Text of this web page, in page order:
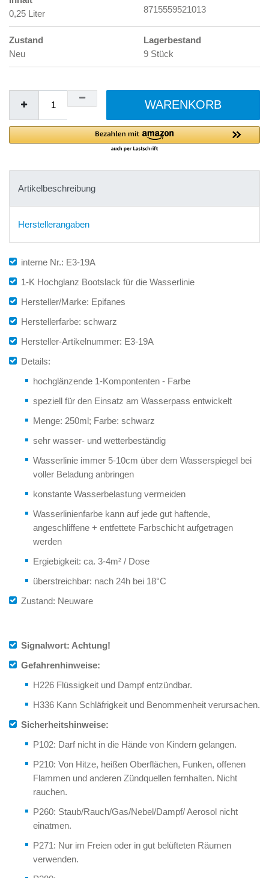
0,25 Liter
8715559521013
Zustand
Neu
Lagerbestand
9 Stück
WARENKORB
Artikelbeschreibung
Herstellerangaben
interne Nr.: E3-19A
1-K Hochglanz Bootslack für die Wasserlinie
Hersteller/Marke: Epifanes
Herstellerfarbe: schwarz
Hersteller-Artikelnummer: E3-19A
Details:
hochglänzende 1-Kompontenten - Farbe
speziell für den Einsatz am Wasserpass entwickelt
Menge: 250ml; Farbe: schwarz
sehr wasser- und wetterbeständig
Wasserlinie immer 5-10cm über dem Wasserspiegel bei
voller Beladung anbringen
konstante Wasserbelastung vermeiden
Wasserlinienfarbe kann auf jede gut haftende,
angeschliffene + entfettete Farbschicht aufgetragen
werden
Ergiebigkeit: ca. 3-4m² / Dose
überstreichbar: nach 24h bei 18°C
Zustand: Neuware
Signalwort: Achtung!
Gefahrenhinweise:
H226 Flüssigkeit und Dampf entzündbar.
H336 Kann Schläfrigkeit und Benommenheit verursachen.
Sicherheitshinweise:
P102: Darf nicht in die Hände von Kindern gelangen.
P210: Von Hitze, heißen Oberflächen, Funken, offenen
Flammen und anderen Zündquellen fernhalten. Nicht
rauchen.
P260: Staub/Rauch/Gas/Nebel/Dampf/ Aerosol nicht
einatmen.
P271: Nur im Freien oder in gut belüfteten Räumen
verwenden.